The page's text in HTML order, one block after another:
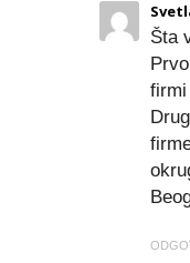
Šta
firmi